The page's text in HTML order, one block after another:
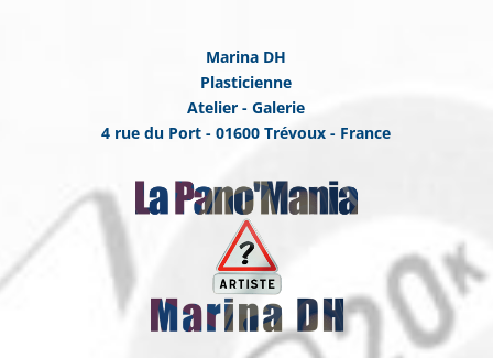
Marina DH
Plasticienne
Atelier - Galerie
4 rue du Port - 01600 Trévoux - France